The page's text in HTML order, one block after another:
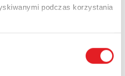
podczas korzystania